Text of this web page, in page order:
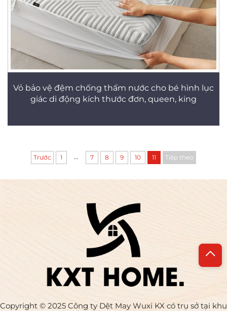
Vỏ bảo vệ đệm chống thấm nước cho bé hình lục
giác di động kích thước đơn, queen, king
Trước 1 ... 7 8 9 10 11 Tiếp theo
Copyright © 2025 Công ty Dệt May Wuxi KX có trụ sở tại khu